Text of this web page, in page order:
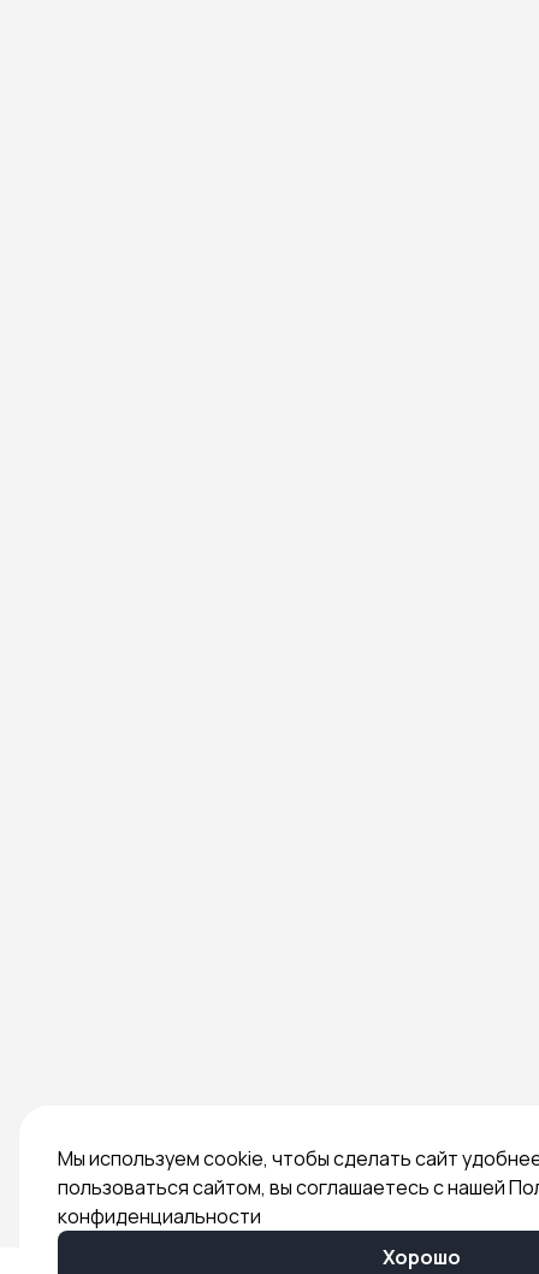
Мы используем cookie, чтобы сделать сайт
пользоваться сайтом, вы соглашаетесь с нашей
конфиденциальности
Хорошо